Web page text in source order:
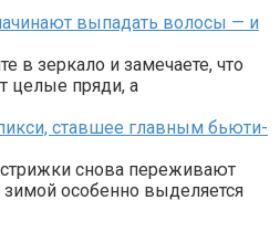
выпадать волосы — и
в зеркало и замечаете, что
целые пряди, а
ставшее главным бьюти-
снова переживают
особенно выделяется